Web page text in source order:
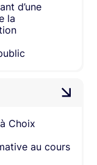
d’une
la
Choix
au cours